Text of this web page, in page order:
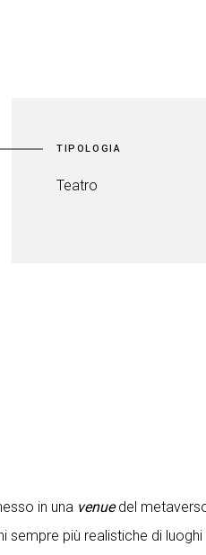
TIPOLOGIA
Teatro
in una venuedel
più realistiche di